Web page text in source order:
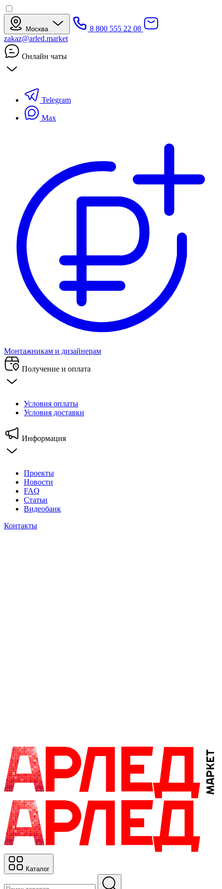
Москва
8 800 555 22 08
zakaz@arled.market
Онлайн чаты
Telegram
Max
Монтажникам и дизайнерам
Получение и оплата
Условия оплаты
Условия доставки
Информация
Проекты
Новости
FAQ
Статьи
Видеобанк
Контакты
Каталог